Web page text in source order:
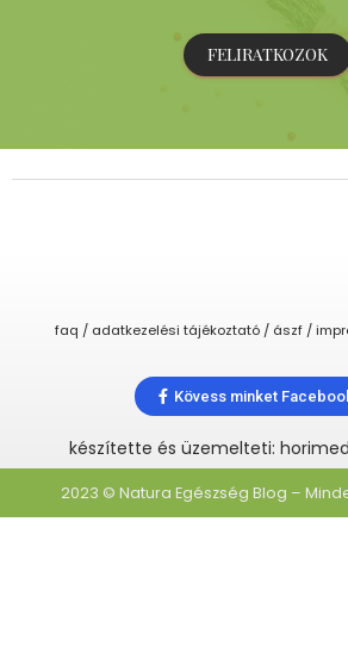
FELIRATKOZOK
faq / adatkezelési tájékoztató / ászf /
Kövess minket
készítette és üzemelteti:
2023 © Natura Egészség Blog –